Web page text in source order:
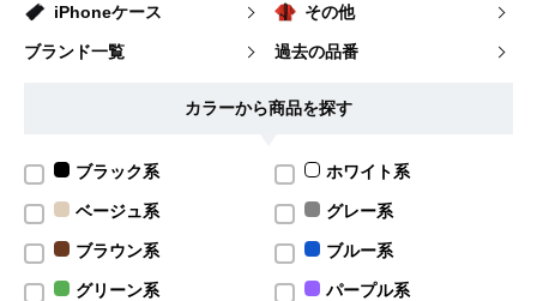
iPhoneケース その他
ブランド一覧 過去の品番
カラーから商品を探す
ブラック系 ホワイト系
ベージュ系 グレー系
ブラウン系 ブルー系
グリーン系 パープル系